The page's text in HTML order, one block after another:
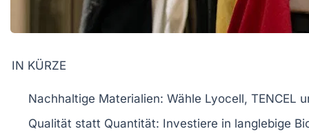
IN KÜRZE
Nachhaltige Materialien: Wähle Lyocell, TENCEL
Qualität statt Quantität: Investiere in langlebige